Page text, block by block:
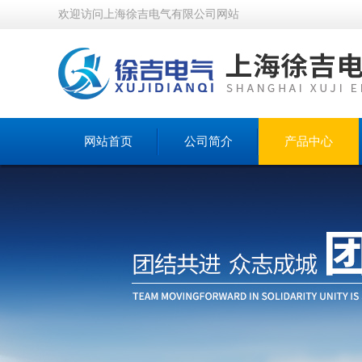
欢迎访问上海徐吉电气有限公司网站
网站首页 公司简介 产品中心